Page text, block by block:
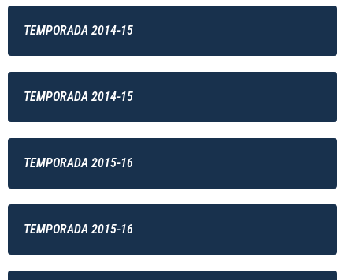
TEMPORADA 2014-15
TEMPORADA 2014-15
TEMPORADA 2015-16
TEMPORADA 2015-16